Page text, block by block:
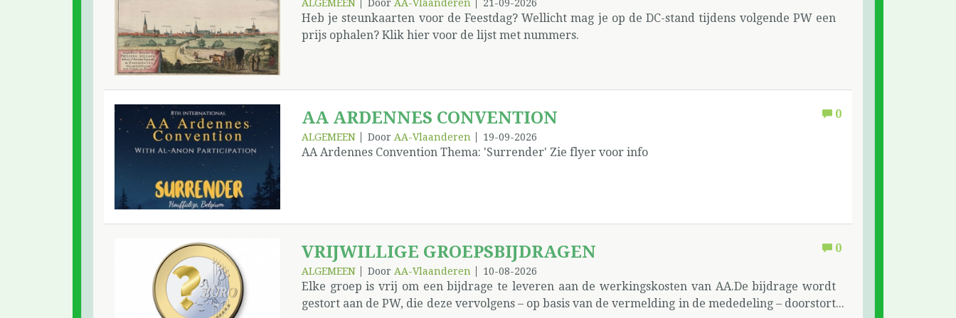
ALGEMEEN Door AA-Vlaanderen 21-09-2026
Heb je steunkaarten voor de Feestdag? Wellicht mag je op de DC-stand tijdens volgende PW een
prijs ophalen? Klik hier voor de lijst met nummers.
0
AA ARDENNES CONVENTION
ALGEMEEN Door AA-Vlaanderen 19-09-2026
AA Ardennes Convention Thema: 'Surrender' Zie flyer voor info
0
VRIJWILLIGE GROEPSBIJDRAGEN
ALGEMEEN Door AA-Vlaanderen 10-08-2026
Elke groep is vrij om een bijdrage te leveren aan de werkingskosten van AA.De bijdrage wordt
gestort aan de PW, die deze vervolgens – op basis van de vermelding in de mededeling – doorstort